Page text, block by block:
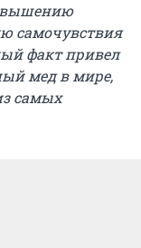
самочувствия
факт привел
мед в мире,
самых